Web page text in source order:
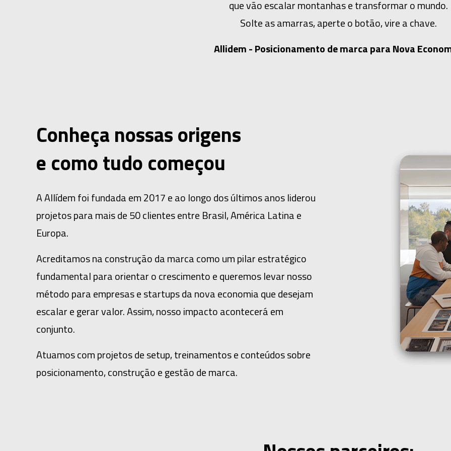
que vão escalar montanhas e transformar o mundo.
Solte as amarras, aperte o botão, vire a chave.
Allidem - Posicionamento de marca para Nova
Conheça nossas origens
e como tudo começou
A Allídem foi fundada em 2017 e ao longo dos últimos anos liderou
projetos para mais de 50 clientes entre Brasil, América Latina e
Europa.
Acreditamos na construção da marca como um pilar estratégico
fundamental para orientar o crescimento e queremos levar nosso
método para empresas e startups da nova economia que desejam
escalar e gerar valor. Assim, nosso impacto acontecerá em
conjunto.
Atuamos com projetos de setup, treinamentos e conteúdos sobre
posicionamento, construção e gestão de marca.